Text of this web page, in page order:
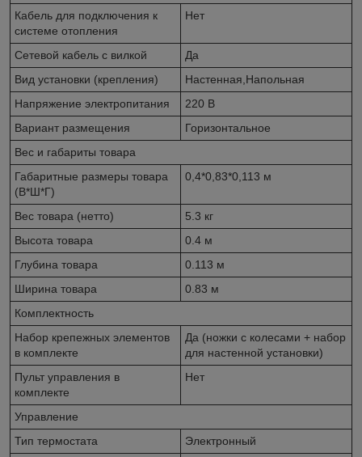
Кабель для подключения к
системе отопления
Нет
Сетевой кабель с вилкой
Да
Вид установки (крепления)
Настенная,Напольная
Напряжение электропитания
220 В
Вариант размещения
Горизонтальное
Вес и габариты товара
Габаритные размеры товара
(В*Ш*Г)
0,4*0,83*0,113 м
Вес товара (нетто)
5.3 кг
Высота товара
0.4 м
Глубина товара
0.113 м
Ширина товара
0.83 м
Комплектность
Набор крепежных элементов
в комплекте
Да (ножки с колесами + набор
для настенной установки)
Пульт управления в
комплекте
Нет
Управление
Тип термостата
Электронный